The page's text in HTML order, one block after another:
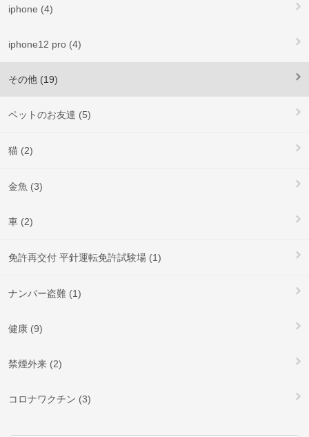
iphone (4)
iphone12 pro (4)
その他 (19)
ペットのお友達 (5)
猫 (2)
金魚 (3)
車 (2)
免許再交付 平針運転免許試験場 (1)
ナンバー盗難 (1)
健康 (9)
禁煙外来 (2)
コロナワクチン (3)